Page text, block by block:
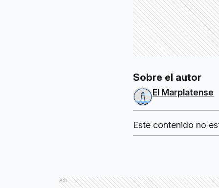
Sobre el autor
El Marplatense
Este contenido no
Ads